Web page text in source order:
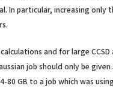
In particular, increasing
and for large
job should only be
80 GB to a job which was